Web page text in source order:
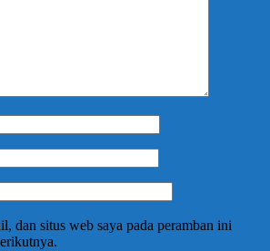
dan situs web saya pada peramban ini